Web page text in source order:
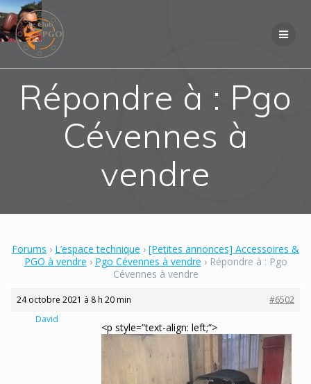
Répondre à : Pgo
Cévennes à
vendre
Forums › L’espace technique › [Petites annonces] Accessoires &
PGO à vendre › Pgo Cévennes à vendre › Répondre à : Pgo
Cévennes à vendre
24 octobre 2021 à 8 h 20 min
#6502
David
<p style=”text-align: left;”>